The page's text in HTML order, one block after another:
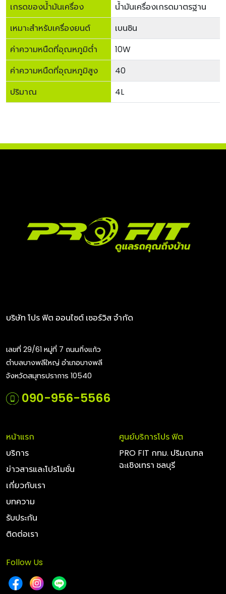
เกรดของน้ำมันเครื่อง
น้ำมันเครื่องเกรดมาตรฐาน
เหมาะสำหรับเครื่องยนต์
เบนซิน
ค่าความหนืดที่อุณหภูมิต่ำ
10W
ค่าความหนืดที่อุณหภูมิสูง
40
ปริมาณ
4L
บริษัท โปร ฟิต ออนไซต์ เซอร์วิส จำกัด
เลขที่ 29/61 หมู่ที่ 7 ถนนกิ่งแก้ว
ตำบลบางพลีใหญ่ อำเภอบางพลี
จังหวัดสมุทรปราการ 10540
090-956-5566
หน้าแรก
บริการ
ข่าวสารและโปรโมชั่น
เกี่ยวกับเรา
บทความ
รับประกัน
ติดต่อเรา
ศูนย์บริการโปร ฟิต
PRO FIT กทม. ปริมณฑล
ฉะเชิงเทรา ชลบุรี
Follow Us